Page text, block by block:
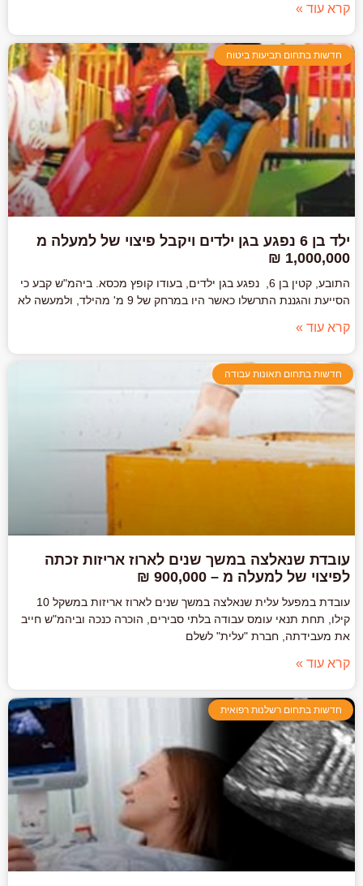
קרא עוד »
חדשות בתחום תביעות ביטוח
ילד בן 6 נפגע בגן ילדים ויקבל פיצוי של למעלה מ
1,000,000 ₪
התובע, קטין בן 6, נפגע בגן ילדים, בעודו קופץ מכסא. ביהמ"ש קבע כי
הסייעת והגננת התרשלו כאשר היו במרחק של 9 מ' מהילד, ולמעשה לא
קרא עוד »
חדשות בתחום תאונות עבודה
עובדת שנאלצה במשך שנים לארוז אריזות זכתה
לפיצוי של למעלה מ – 900,000 ₪
עובדת במפעל עלית שנאלצה במשך שנים לארוז אריזות במשקל 10
קילו, תחת תנאי עומס עבודה בלתי סבירים, הוכרה כנכה וביהמ"ש חייב
את מעבידתה, חברת "עלית" לשלם
קרא עוד »
חדשות בתחום רשלנות רפואית